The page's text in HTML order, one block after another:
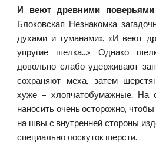
И веют древними поверьями
Блоковская Незнакомка
духами и туманами». «И веют
упругие шелка...» Однако
довольно слабо удерживают
сохраняют меха, затем
хуже – хлопчатобумажные. На
наносить очень осторожно,
на швы с внутренней стороны
специально лоскуток шерсти.